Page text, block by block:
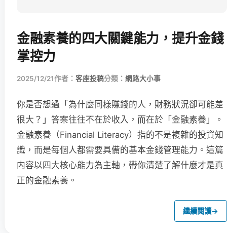
金融素養的四大關鍵能力，提升金錢
掌控力
2025/12/21 作者： 客座投稿分類： 網路大小事
你是否想過「為什麼同樣賺錢的人，財務狀況卻可能差
很大？」答案往往不在於收入，而在於「金融素養」。
金融素養（Financial Literacy）指的不是複雜的投資知
識，而是每個人都需要具備的基本金錢管理能力。這篇
内容以四大核心能力為主軸，帶你清楚了解什麼才是真
正的金融素養。
繼續閱讀→